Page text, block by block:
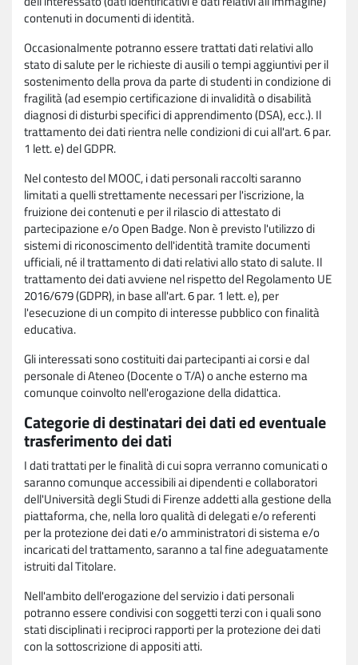
contenuti in documenti di identità.
Occasionalmente potranno essere trattati dati relativi allo
stato di salute per le richieste di ausili o tempi aggiuntivi per il
sostenimento della prova da parte di studenti in condizione di
fragilità (ad esempio certificazione di invalidità o disabilità
diagnosi di disturbi specifici di apprendimento (DSA), ecc.). Il
trattamento dei dati rientra nelle condizioni di cui all'art. 6 par.
1 lett. e) del GDPR.
Nel contesto del MOOC, i dati personali raccolti saranno
limitati a quelli strettamente necessari per l'iscrizione, la
fruizione dei contenuti e per il rilascio di attestato di
partecipazione e/o Open Badge. Non è previsto l'utilizzo di
sistemi di riconoscimento dell'identità tramite documenti
ufficiali, né il trattamento di dati relativi allo stato di salute. Il
trattamento dei dati avviene nel rispetto del Regolamento UE
2016/679 (GDPR), in base all'art. 6 par. 1 lett. e), per
l'esecuzione di un compito di interesse pubblico con finalità
educativa.
Gli interessati sono costituiti dai partecipanti ai corsi e dal
personale di Ateneo (Docente o T/A) o anche esterno ma
comunque coinvolto nell'erogazione della didattica.
Categorie di destinatari dei dati ed eventuale
trasferimento dei dati
I dati trattati per le finalità di cui sopra verranno comunicati o
saranno comunque accessibili ai dipendenti e collaboratori
dell'Università degli Studi di Firenze addetti alla gestione della
piattaforma, che, nella loro qualità di delegati e/o referenti
per la protezione dei dati e/o amministratori di sistema e/o
incaricati del trattamento, saranno a tal fine adeguatamente
istruiti dal Titolare.
Nell'ambito dell'erogazione del servizio i dati personali
potranno essere condivisi con soggetti terzi con i quali sono
stati disciplinati i reciproci rapporti per la protezione dei dati
con la sottoscrizione di appositi atti.